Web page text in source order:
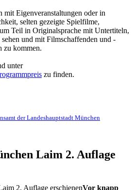
Eigenveranstaltungen oder in
selten gezeigte Spielfilme,
Teil in Originalsprache mit Untertiteln,
und mit Filmschaffenden und -
zu kommen.
unter
zu finden.
der Landeshauptstadt München
Laim 2. Auflage
Vor knapp